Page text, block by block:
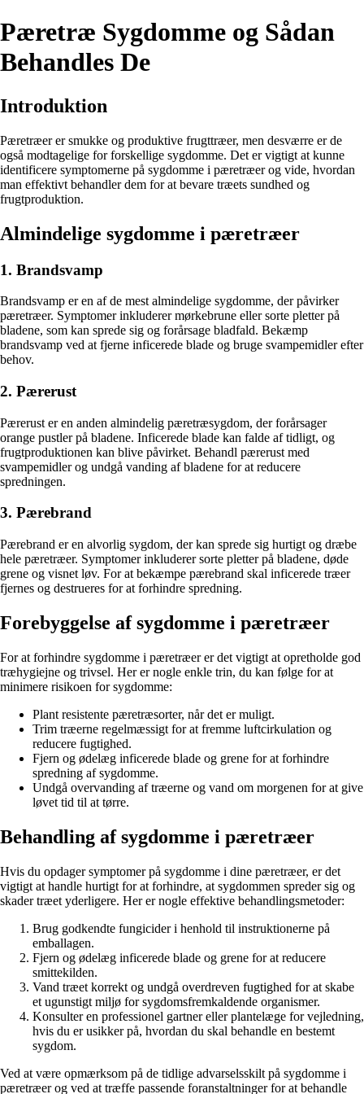
Pæretræ Sygdomme og Sådan
Behandles De
Introduktion
Pæretræer er smukke og produktive frugttræer, men desværre er de
også modtagelige for forskellige sygdomme. Det er vigtigt at kunne
identificere symptomerne på sygdomme i pæretræer og vide, hvordan
man effektivt behandler dem for at bevare træets sundhed og
frugtproduktion.
Almindelige sygdomme i pæretræer
1. Brandsvamp
Brandsvamp er en af de mest almindelige sygdomme, der påvirker
pæretræer. Symptomer inkluderer mørkebrune eller sorte pletter på
bladene, som kan sprede sig og forårsage bladfald. Bekæmp
brandsvamp ved at fjerne inficerede blade og bruge svampemidler efter
behov.
2. Pærerust
Pærerust er en anden almindelig pæretræsygdom, der forårsager
orange pustler på bladene. Inficerede blade kan falde af tidligt, og
frugtproduktionen kan blive påvirket. Behandl pærerust med
svampemidler og undgå vanding af bladene for at reducere
spredningen.
3. Pærebrand
Pærebrand er en alvorlig sygdom, der kan sprede sig hurtigt og dræbe
hele pæretræer. Symptomer inkluderer sorte pletter på bladene, døde
grene og visnet løv. For at bekæmpe pærebrand skal inficerede træer
fjernes og destrueres for at forhindre spredning.
Forebyggelse af sygdomme i pæretræer
For at forhindre sygdomme i pæretræer er det vigtigt at opretholde god
træhygiejne og trivsel. Her er nogle enkle trin, du kan følge for at
minimere risikoen for sygdomme:
Plant resistente pæretræsorter, når det er muligt.
Trim træerne regelmæssigt for at fremme luftcirkulation og
reducere fugtighed.
Fjern og ødelæg inficerede blade og grene for at forhindre
spredning af sygdomme.
Undgå overvanding af træerne og vand om morgenen for at give
løvet tid til at tørre.
Behandling af sygdomme i pæretræer
Hvis du opdager symptomer på sygdomme i dine pæretræer, er det
vigtigt at handle hurtigt for at forhindre, at sygdommen spreder sig og
skader træet yderligere. Her er nogle effektive behandlingsmetoder:
Brug godkendte fungicider i henhold til instruktionerne på
emballagen.
Fjern og ødelæg inficerede blade og grene for at reducere
smittekilden.
Vand træet korrekt og undgå overdreven fugtighed for at skabe
et ugunstigt miljø for sygdomsfremkaldende organismer.
Konsulter en professionel gartner eller plantelæge for vejledning,
hvis du er usikker på, hvordan du skal behandle en bestemt
sygdom.
Ved at være opmærksom på de tidlige advarselsskilt på sygdomme i
pæretræer og ved at træffe passende foranstaltninger for at behandle